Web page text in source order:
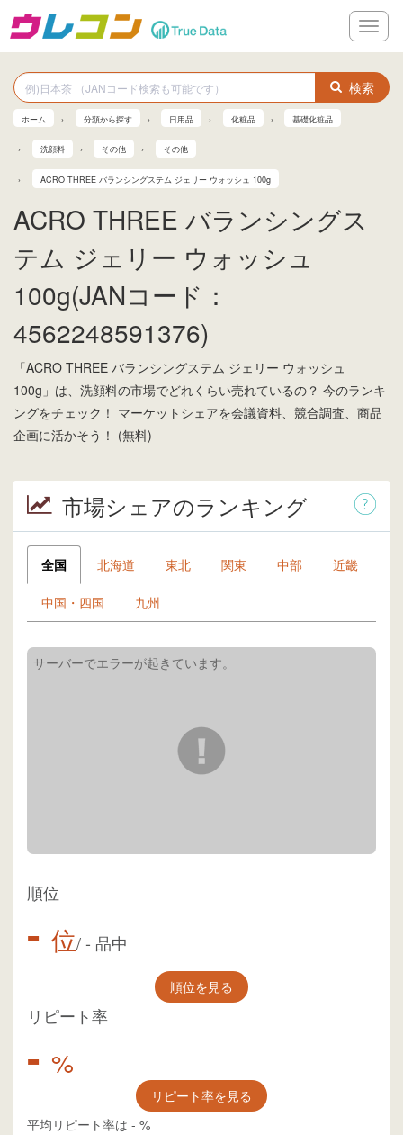
メ
ニ
ー
検索
ホーム 分類から探す 日用品 化粧品 基礎化粧品
洗顔料 その他 その他
ACRO THREE バランシングステム ジェリー ウォッシュ 100g
ACRO THREE バランシングス
テム ジェリー ウォッシュ
100g(JANコード：
4562248591376)
「ACRO THREE バランシングステム ジェリー ウォッシュ
100g」は、洗顔料の市場でどれくらい売れているの？ 今のランキ
ングをチェック！ マーケットシェアを会議資料、競合調査、商品
企画に活かそう！ (無料)
市場シェアのランキング
全国 北海道 東北 関東 中部 近畿
中国・四国 九州
順位
- 位/- 品中
順位を見る
リピート率
- %
リピート率を見る
平均リピート率は - %